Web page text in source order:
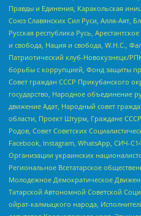
Правды и Единения, Каракольская
Союз Славянских Сил Руси, Алля-Аят,
Русская республика Русь,
и свобода, Нация и свобода, W.H.С.,
Патриотический клуб-Новокузнецк/
борьбы с коррупцией, Фонд защиты
Совет граждан СССР Прикубанского
государство, Народное объединение
движение Адат, Народный совет
области, Проект Штурм, Граждане
Родов, Совет Советских
Facebook, Instagram, WhatsApp, СИЧ-
Организации украинских
Региональное Всетатарское
Молодежное Демократическое
Татарской Автономной Советской
ойрат-калмыцкого народа,